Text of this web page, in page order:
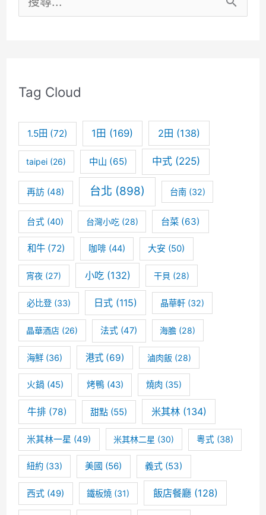
林
星
星
餐
廳
懶
人
包
字
Tag Cloud
1.5田 (72) 1田 (169) 2田 (138)
taipei (26) 中山 (65) 中式(225)
再訪 (48) 台北 (898) 台南(32)
台式 (40) 台灣小吃(28) 台菜 (63)
和牛(72) 咖啡(44) 大安 (50)
宵夜 (27) 小吃(132) 干貝 (28)
必比登(33) 日式 (115) 晶華軒 (32)
晶華酒店 (26) 法式 (47) 海膽 (28)
海鮮(36) 港式(69) 滷肉飯 (28)
火鍋 (45) 烤鴨(43) 燒肉 (35)
牛排 (78) 甜點 (55) 米其林(134)
米其林一星 (49) 米其林二星 (30) 粵式 (38)
紐約(33) 美國 (56) 義式 (53)
西式 (49) 鐵板燒 (31) 飯店餐廳(128)